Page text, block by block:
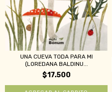
UNA CUEVA TODA PARA MI
(LOREDANA BALDINU...
$17.500